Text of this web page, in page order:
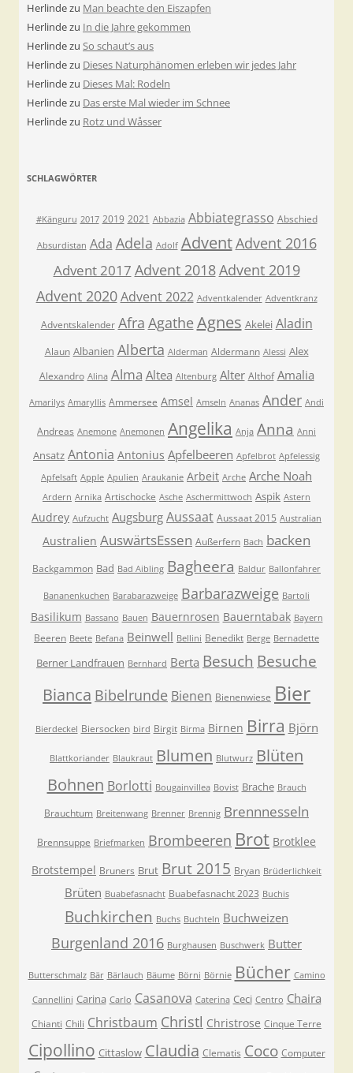
Herlindezu Man beachte den Eiszapfen
Herlindezu In die Jahre gekommen
Herlindezu So schaut’s aus
Herlindezu Dieses Naturphänomen erleben wir jedes Jahr
Herlindezu Dieses Mal: Rodeln
Herlindezu Das erste Mal wieder im Schnee
Herlindezu Rotz und Wåsser
SCHLAGWÖRTER
#Känguru 2017 2019 2021 Abbazia Abbiategrasso Abschied
Absurdistan Ada Adela Adolf AdventAdvent 2016
Advent 2017 Advent 2018Advent 2019
Advent 2020 Advent 2022 Adventkalender Adventkranz
Adventskalender Afra Agathe Agnes Akelei Aladin
Alaun Albanien Alberta Alderman Aldermann Alessi Alex
Alexandro Alina Alma Altea Altenburg Alter Althof Amalia
Amarilys Amaryllis Ammersee Amsel Amseln Ananas Ander Andi
Andreas Anemone Anemonen Angelika Anja Anna Anni
Ansatz Antonia Antonius Apfelbeeren Apfelbrot Apfelessig
Apfelsaft Apple Apulien Araukanie Arbeit Arche Arche Noah
Ardern Arnika Artischocke Asche Aschermittwoch Aspik Astern
Audrey Aufzucht Augsburg Aussaat Aussaat 2015 Australian
Australien AuswärtsEssen Außerfern Bach backen
Backgammon Bad Bad Aibling Bagheera Baldur Ballonfahrer
Bananenkuchen Barabarazweige Barbarazweige Bartoli
Basilikum Bassano Bauen Bauernrosen Bauerntabak Bayern
Beeren Beete Befana Beinwell Bellini Benedikt Berge Bernadette
Berner Landfrauen Bernhard Berta Besuch Besuche
Bianca Bibelrunde Bienen Bienenwiese Bier
Bierdeckel Biersocken bird Birgit Birma Birnen Birra Björn
Blattkoriander Blaukraut Blumen Blutwurz Blüten
Bohnen Borlotti Bougainvillea Bovist Brache Brauch
Brauchtum Breitenwang Brenner Brennig Brennnesseln
Brennsuppe Briefmarken Brombeeren Brot Brotklee
Brotstempel Bruners Brut Brut 2015 Bryan Brüderlichkeit
Brüten Buabefasnacht Buabefasnacht 2023 Buchis
Buchkirchen Buchs Buchteln Buchweizen
Burgenland 2016 Burghausen Buschwerk Butter
Butterschmalz Bär Bärlauch Bäume Börni Börnie Bücher Camino
Cannellini Carina Carlo Casanova Caterina Ceci Centro Chaira
Chianti Chili Christbaum Christl Christrose Cinque Terre
Cipollino Cittaslow Claudia Clematis Coco Computer